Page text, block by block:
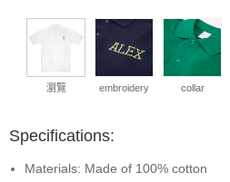
瀏覽 embroidery collar
Specifications:
Materials: Made of 100% cotton